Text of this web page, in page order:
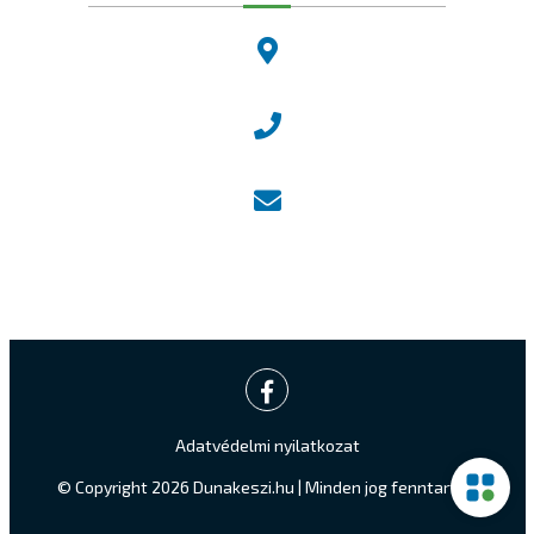
Adatvédelmi nyilatkozat
© Copyright 2026 Dunakeszi.hu | Minden jog fenntartva.